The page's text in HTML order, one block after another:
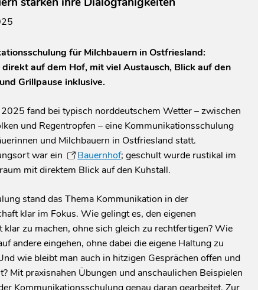
für Milchbauern in Ostfriesland:
direkt auf dem Hof, mit viel Austausch, Blick auf den
Grillpause inklusive.
fand bei typisch norddeutschem Wetter – zwischen
und Regentropfen – eine Kommunikationsschulung
und Milchbauern in Ostfriesland statt.
war ein
Bauernhof; geschult wurde rustikal im
mit direktem Blick auf den Kuhstall.
stand das Thema Kommunikation in der
klar im Fokus. Wie gelingt es, den eigenen
klar zu machen, ohne sich gleich zu rechtfertigen? Wie
andere eingehen, ohne dabei die eigene Haltung zu
wie bleibt man auch in hitzigen Gesprächen offen und
Mit praxisnahen Übungen und anschaulichen Beispielen